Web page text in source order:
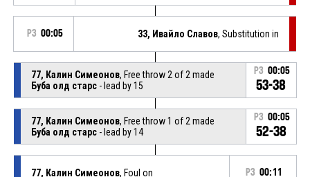
P3 00:05 33, Ивайло Славов, Substitution in
77, Калин Симеонов, Free throw 2 of 2 made
Буба олд старс- lead by 15
P3 00:05
53-38
77, Калин Симеонов, Free throw 1 of 2 made
Буба олд старс- lead by 14
P3 00:05
52-38
77, Калин Симеонов, Foul on P3 00:11